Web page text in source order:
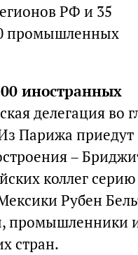
РФ и 35
промышленных
иностранных
делегация во
Парижа приедут
–
коллег серию
Рубен
промышленники
стран.